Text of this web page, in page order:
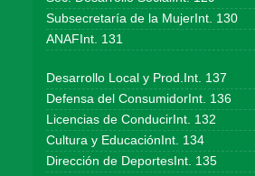
Subsecretaría de la MujerInt. 130
ANAFInt. 131
Desarrollo Local y Prod.Int. 137
Defensa del ConsumidorInt. 136
Licencias de ConducirInt. 132
Cultura y EducaciónInt. 134
Dirección de DeportesInt. 135